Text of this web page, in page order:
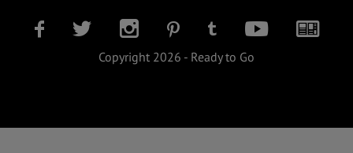
Copyright 2026 - Ready to Go